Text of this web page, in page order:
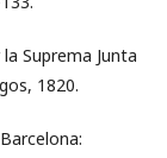
Suprema Junta
1820.